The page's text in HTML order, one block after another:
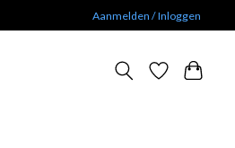
Aanmelden / Inloggen